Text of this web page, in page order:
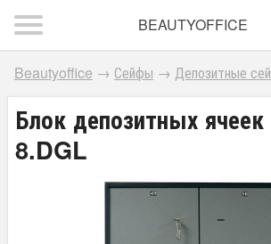
BEAUTYOFFICE
Beautyoffice → Сейфы → Депозитные
Блок депозитных
8.DGL